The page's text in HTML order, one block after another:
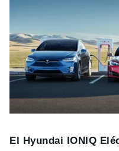
El Hyundai IONIQ